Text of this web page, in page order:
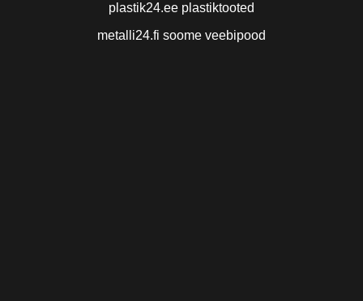
plastik24.ee plastiktooted
metalli24.fi soome veebipood